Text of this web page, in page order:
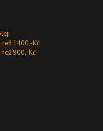
1400,-Kč
900,-Kč